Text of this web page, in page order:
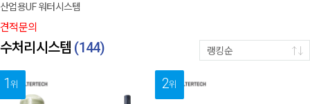
산업용UF 워터시스템
견적문의
수처리시스템 (144) 랭킹순
1위 2위